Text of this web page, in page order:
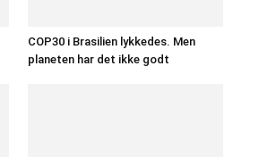
COP30 i Brasilien lykkedes. Men
planeten har det ikke godt